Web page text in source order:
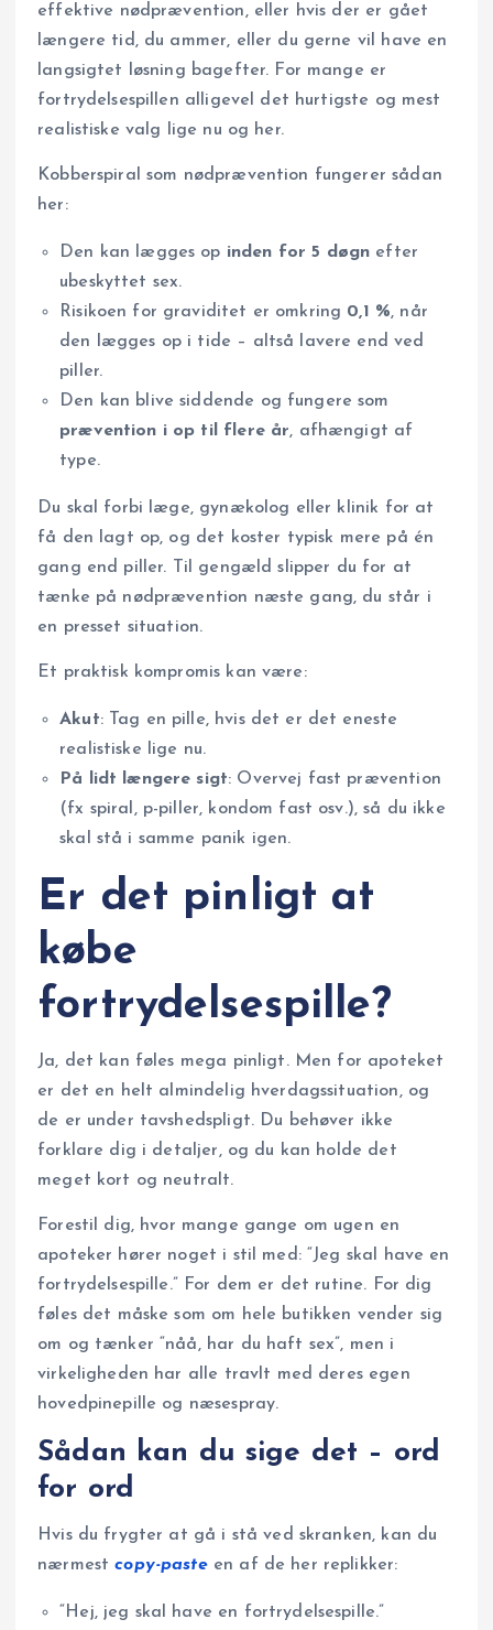
effektive nødprævention, eller hvis der er gået
længere tid, du ammer, eller du gerne vil have en
langsigtet løsning bagefter. For mange er
fortrydelsespillen alligevel det hurtigste og mest
realistiske valg lige nu og her.
Kobberspiral som nødprævention fungerer sådan
her:
Den kan lægges op inden for 5 døgn efter
ubeskyttet sex.
Risikoen for graviditet er omkring 0,1 %, når
den lægges op i tide – altså lavere end ved
piller.
Den kan blive siddende og fungere som
prævention i op til flere år, afhængigt af
type.
Du skal forbi læge, gynækolog eller klinik for at
få den lagt op, og det koster typisk mere på én
gang end piller. Til gengæld slipper du for at
tænke på nødprævention næste gang, du står i
en presset situation.
Et praktisk kompromis kan være:
Akut: Tag en pille, hvis det er det eneste
realistiske lige nu.
På lidt længere sigt: Overvej fast prævention
(fx spiral, p-piller, kondom fast osv.), så du ikke
skal stå i samme panik igen.
Er det pinligt at
købe
fortrydelsespille?
Ja, det kan føles mega pinligt. Men for apoteket
er det en helt almindelig hverdagssituation, og
de er under tavshedspligt. Du behøver ikke
forklare dig i detaljer, og du kan holde det
meget kort og neutralt.
Forestil dig, hvor mange gange om ugen en
apoteker hører noget i stil med: “Jeg skal have en
fortrydelsespille.” For dem er det rutine. For dig
føles det måske som om hele butikken vender sig
om og tænker “nåå, har du haft sex”, men i
virkeligheden har alle travlt med deres egen
hovedpinepille og næsespray.
Sådan kan du sige det – ord
for ord
Hvis du frygter at gå i stå ved skranken, kan du
nærmestcopy-pasteen af de her replikker:
“Hej, jeg skal have en fortrydelsespille.”